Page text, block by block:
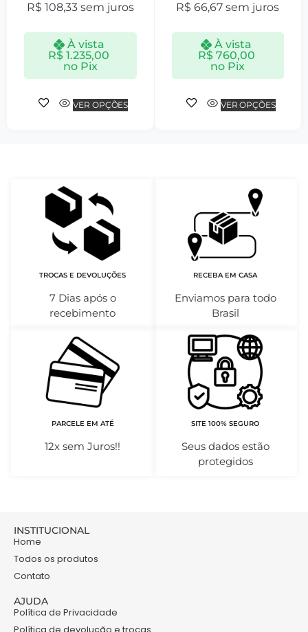
R$ 108,33sem juros
À vista
R$ 1.235,00
no Pix
VER OPÇÕES
R$ 66,67 sem juros
À vista
R$760,00
no Pix
VER OPÇÕES
TROCAS E DEVOLUÇÕES
7 Dias após o
recebimento
RECEBA EM CASA
Enviamos para todo
Brasil
PARCELE EM ATÉ
12x sem Juros!!
SITE 100% SEGURO
Seus dados estão
protegidos
INSTITUCIONAL
Home
Todos os produtos
Contato
AJUDA
Política de Privacidade